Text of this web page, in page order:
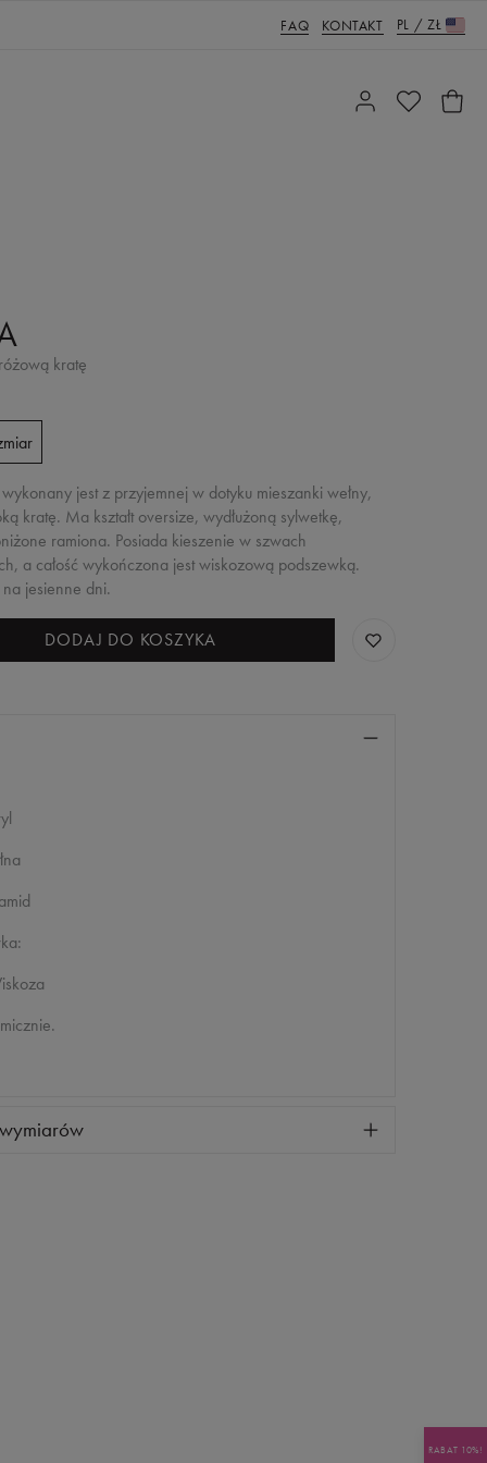
FAQ KONTAKT PL / ZŁ
kratę
wykonany jest z przyjemnej w dotyku mieszanki wełny,
kratę. Ma kształt oversize, wydłużoną sylwetkę,
ramiona. Posiada kieszenie w szwach
a całość wykończona jest wiskozową podszewką.
jesienne dni.
DODAJ DO KOSZYKA
RABAT 10%!